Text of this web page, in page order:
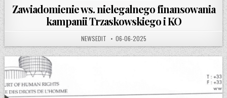
Zawiadomienie ws. nielegalnego finansowania
kampanii Trzaskowskiego i KO
AUTHOR:
NEWSEDIT PUBLISHED DATE:
06-06-2025